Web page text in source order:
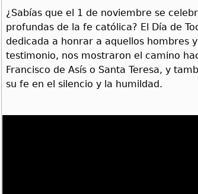
¿Sabías que el 1 de noviembre se
profundas de la fe católica? El Día de
dedicada a honrar a aquellos hombres
testimonio, nos mostraron el camino
Francisco de Asís o Santa Teresa, y
su fe en el silencio y la humildad.